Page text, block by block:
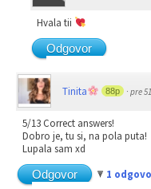
Hvala tii
Odgovor
Tinita 88p · pre
5/13 Correct answers!
Dobro je, tu si, na pola puta!
Lupala sam xd
Odgovor
1